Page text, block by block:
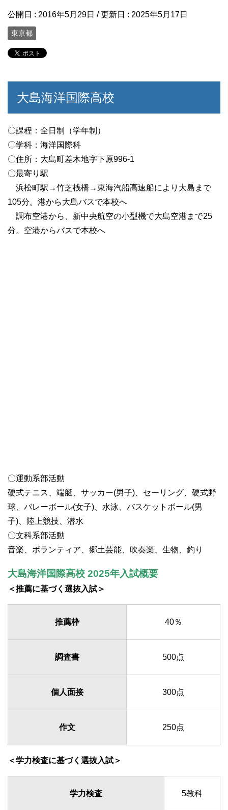
公開日 : 2016年5月29日 / 更新日 : 2025年5月17日
東京都
大島海洋国際高校
〇課程：全日制（学年制）
〇学科：海洋国際科
〇住所：大島町差木地字下原996-1
〇最寄り駅
浜松町駅→竹芝桟橋→東海汽船高速船により大島まで
105分。港から大島バスで本校へ
調布空港から、新中央航空の小型機で大島空港まで25
分。空港からバスで本校へ
〇運動系部活動
硬式テニス、端艇、サッカー(男子)、セーリング、硬式野
球、バレーボール(女子)、水泳、バスケットボール(男
子)、陸上競技、潜水
〇文科系部活動
音楽、ボランティア、郷土芸能、吹奏楽、生物、釣り
大島海洋国際高校 2025年入試概要
＜推薦に基づく選抜入試＞
推薦枠 40％
調査書 500点
個人面接 300点
作文 250点
＜学力検査に基づく選抜入試＞
学力検査 5教科